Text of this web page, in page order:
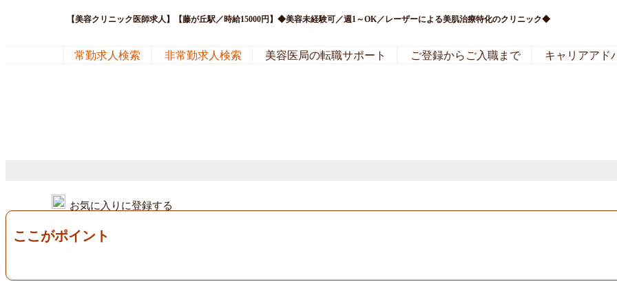
【美容クリニック医師求人】【藤が丘駅／時給15000円】◆美容未経験可／週1～OK／レーザーによる美肌治療特化のクリニック◆
常勤求人検索 非常勤求人検索 美容医局の転職サポート ご登録からご入職まで キャリアアド
お気に入りに登録する
ここがポイント